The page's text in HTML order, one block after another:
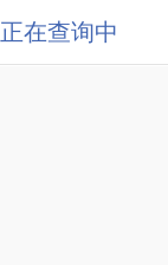
正在查询中